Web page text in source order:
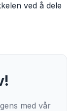
ved å dele
med vår